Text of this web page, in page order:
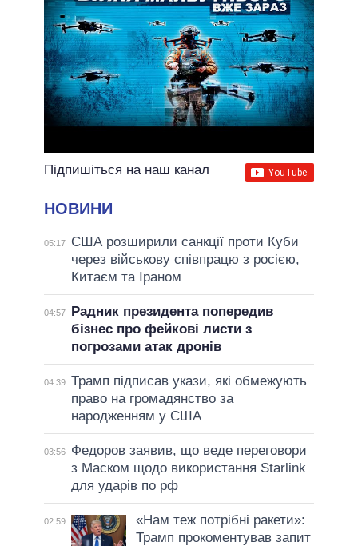
Підпишіться на наш канал
НОВИНИ
05:17
США розширили санкції проти Куби
через військову співпрацю з росією,
Китаєм та Іраном
04:57
Радник президента попередив
бізнес про фейкові листи з
погрозами атак дронів
04:39 Трамп підписав укази, які обмежують
право на громадянство за
народженням у США
03:56
Федоров заявив, що веде переговори
з Маском щодо використання Starlink
для ударів по рф
02:59
«Нам теж потрібні ракети»:
Трамп прокоментував запит